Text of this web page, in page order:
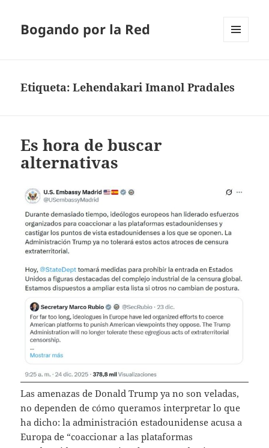
Bogando por la Red
Etiqueta:Lehendakari Imanol Pradales
Es hora de buscar
alternativas
Las amenazas de Donald Trump ya no son veladas,
no dependen de cómo queramos interpretar lo que
ha dicho: la administración estadounidense acusa a
Europa de “coaccionar a las plataformas